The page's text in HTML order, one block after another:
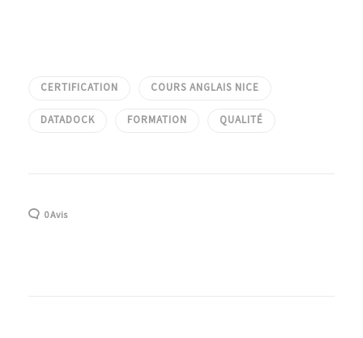
CERTIFICATION COURS ANGLAIS NICE
DATADOCK FORMATION QUALITÉ
0 Avis